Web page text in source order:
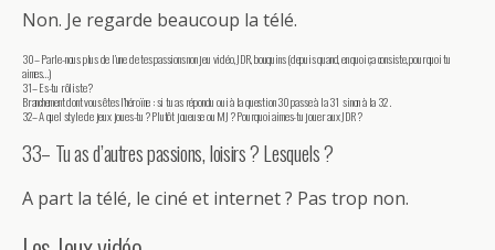
Non. Je regarde beaucoup la télé.
30– Parle-nous plus de l’une de tes passions non jeu vidéo, JDR, bouquins (depuis quand, en quoi ça consiste, pourquoi tu
aimes…)
31– Es-tu rôliste ?
Branchement dont vous êtes l’héroïne : si tu as répondu oui à la question 30 passe à la 31 sinon à la 32 .
32– A quel style de jeux joues-tu ? Plutôt joueuse ou MJ ? Pourquoi aimes-tu jouer aux JDR ?
33– Tu as d’autres passions, loisirs ? Lesquels ?
A part la télé, le ciné et internet ? Pas trop non.